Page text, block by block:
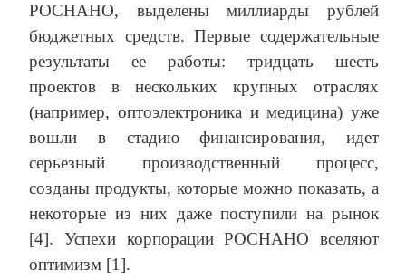
РОСНАНО, выделены миллиарды рублей
бюджетных средств. Первые содержательные
результаты ее работы: тридцать шесть
проектов в нескольких крупных отраслях
(например, оптоэлектроника и медицина) уже
вошли в стадию финансирования, идет
серьезный производственный процесс,
созданы продукты, которые можно показать, а
некоторые из них даже поступили на рынок
[4]. Успехи корпорации РОСНАНО вселяют
оптимизм [1].